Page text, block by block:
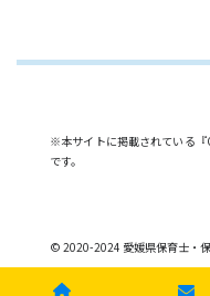
※本サイトに掲載されている『
です。
© 2020-2024 愛媛県保育士・